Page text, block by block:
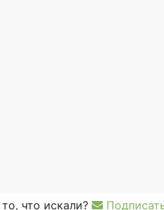
что искали?